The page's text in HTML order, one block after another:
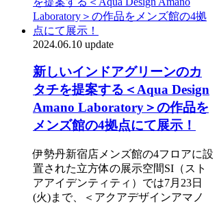
2024.06.10 update
新しいインドアグリーンのカ
タチを提案する＜Aqua Design
Amano Laboratory＞の作品を
メンズ館の4拠点にて展示！
伊勢丹新宿店メンズ館の4フロアに設
置された立方体の展示空間SI（スト
アアイデンティティ）では7月23日
(火)まで、＜アクアデザインアマノ